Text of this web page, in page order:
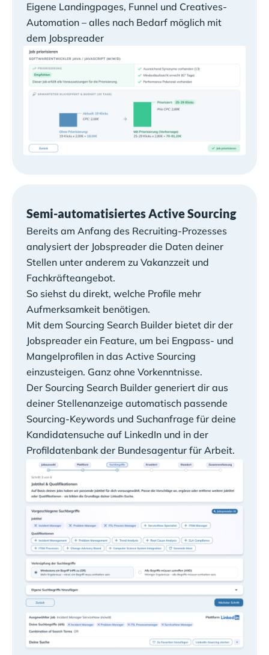
Eigene Landingpages, Funnel und Creatives-
Automation – alles nach Bedarf möglich mit
dem Jobspreader
Semi-automatisiertes Active Sourcing
Bereits am Anfang des Recruiting-Prozesses
analysiert der Jobspreader die Daten deiner
Stellen unter anderem zu Vakanzzeit und
Fachkräfteangebot.
So siehst du direkt, welche Profile mehr
Aufmerksamkeit benötigen.
Mit dem Sourcing Search Builder bietet dir der
Jobspreader ein Feature, um bei Engpass- und
Mangelprofilen in das Active Sourcing
einzusteigen. Ganz ohne Vorkenntnisse.
Der Sourcing Search Builder generiert dir aus
deiner Stellenanzeige automatisch passende
Sourcing-Keywords und Suchanfrage für deine
Kandidatensuche auf LinkedIn und in der
Profildatenbank der Bundesagentur für Arbeit.